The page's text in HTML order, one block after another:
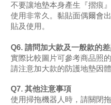
不要讓地墊本身產生『摺痕
使用非常久。 黏貼面偶爾會
貼及使用。
Q6. 請問加大款及一般款的差
實際比較圖片可參考商品照
請注意加大款的防護地墊因
Q7. 其他注意事項
使用掃拖機器人時，請關閉